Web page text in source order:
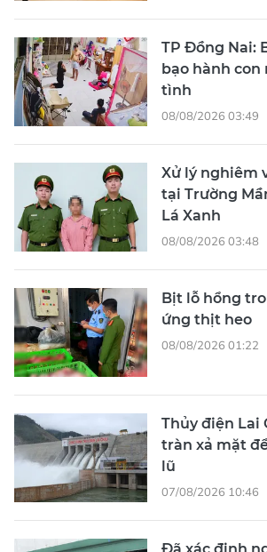
TP Đồng Nai:
bạo hành con
tình
08/08/2026 03:49
Xử lý nghiêm
tại Trường
Lá Xanh
08/08/2026 03:48
Bịt lỗ hổng
ứng thịt heo
08/08/2026 01:22
Thủy điện Lai
tràn xả mặt
lũ
07/08/2026 10:46
Đã xác định